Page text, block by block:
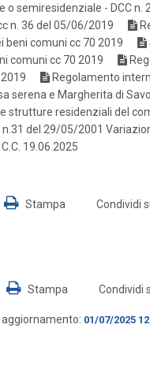
o semiresidenziale - DCC n.
n. 36 del 05/06/2019
beni comuni cc 70 2019
comuni cc 70 2019
Regolamento
serena e Margherita di
strutture residenziali del
n.31 del 29/05/2001
19.06.2025
Stampa Condividi
Stampa Condividi
01/07/2025